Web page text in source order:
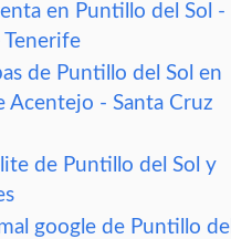
en Puntillo del Sol -
Tenerife
de Puntillo del Sol en
Acentejo - Santa Cruz
de Puntillo del Sol y
google de Puntillo del